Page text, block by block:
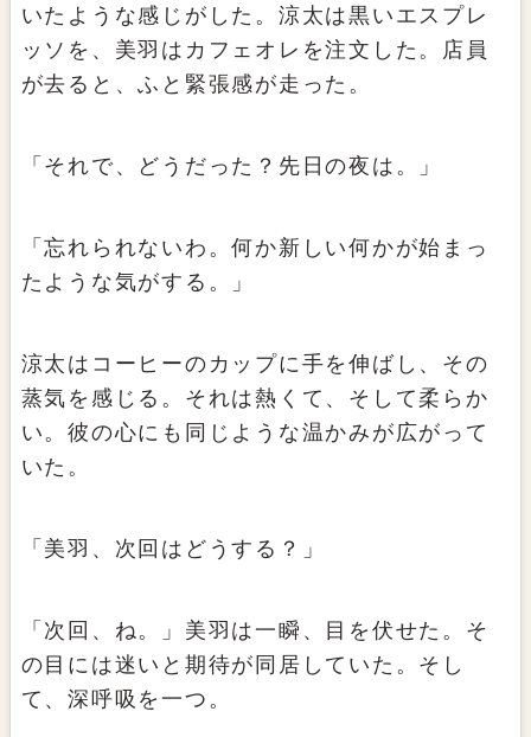
いたような感じがした。涼太は黒いエスプレ
ッソを、美羽はカフェオレを注文した。店員
が去ると、ふと緊張感が走った。
「それで、どうだった？先日の夜は。」
「忘れられないわ。何か新しい何かが始まっ
たような気がする。」
涼太はコーヒーのカップに手を伸ばし、その
蒸気を感じる。それは熱くて、そして柔らか
い。彼の心にも同じような温かみが広がって
いた。
「美羽、次回はどうする？」
「次回、ね。」美羽は一瞬、目を伏せた。そ
の目には迷いと期待が同居していた。そし
て、深呼吸を一つ。